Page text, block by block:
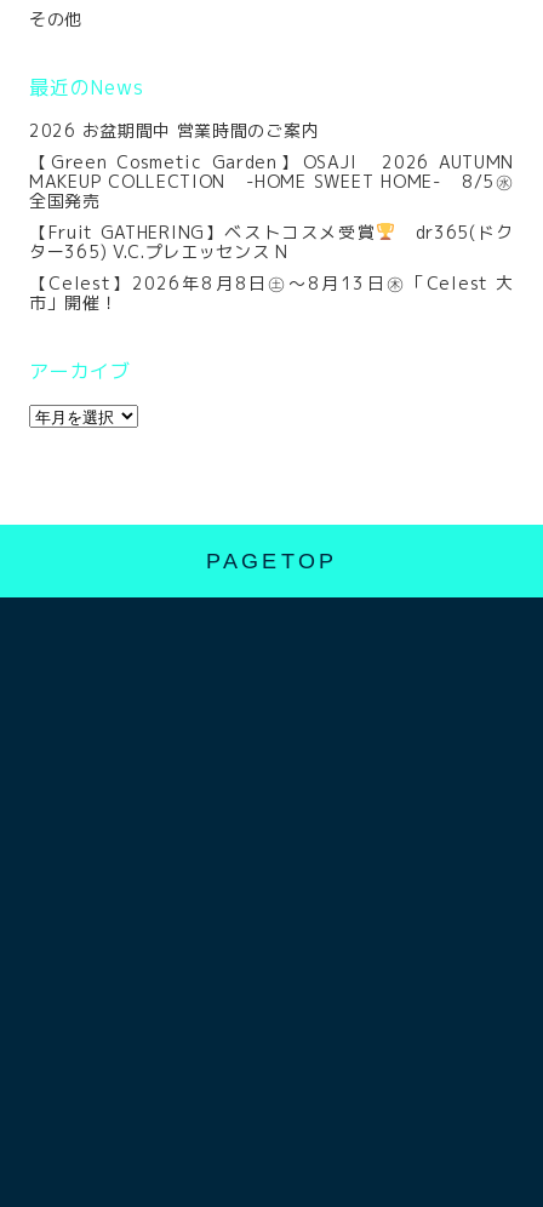
その他
最近のNews
2026 お盆期間中 営業時間のご案内
【Green Cosmetic Garden】OSAJI 2026 AUTUMN
MAKEUP COLLECTION -HOME SWEET HOME- 8/5㊌
全国発売
【Fruit GATHERING】ベストコスメ受賞
dr365(ドク
ター365) V.C.プレエッセンス N
【Celest】2026年8月8日㊏～8月13日㊍「Celest 大
市」開催！
アーカイブ
PAGETOP